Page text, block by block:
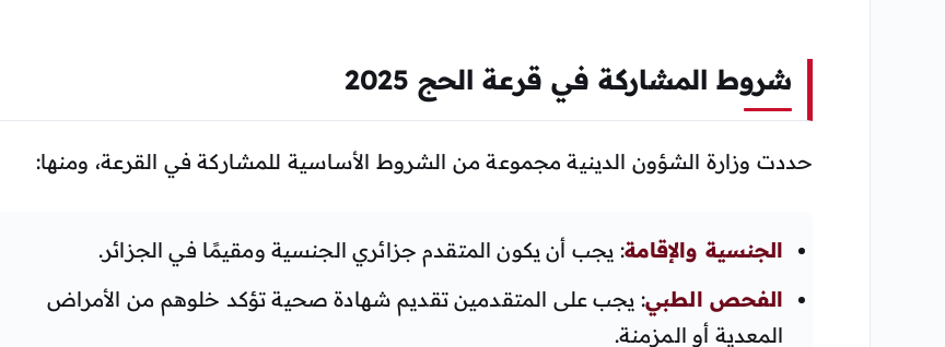
شروط المشاركة في قرعة الحج 2025
حددت وزارة الشؤون الدينية مجموعة من الشروط الأساسية للمشاركة في القرعة، ومنها:
الجنسية والإقامة: يجب أن يكون المتقدم جزائري الجنسية ومقيمًا في الجزائر.
الفحص الطبي: يجب على المتقدمين تقديم شهادة صحية تؤكد خلوهم من الأمراض
المعدية أو المزمنة.